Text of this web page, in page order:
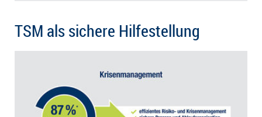
TSM als sichere Hilfestellung